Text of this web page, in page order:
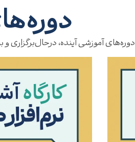
دوره‌های آموزشی آینده، درحال‌برگزاری